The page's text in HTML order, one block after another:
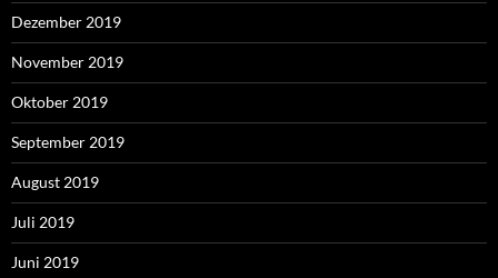
Dezember 2019
November 2019
Oktober 2019
September 2019
August 2019
Juli 2019
Juni 2019